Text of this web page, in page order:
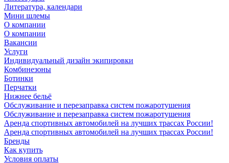
Литература, календари
Мини шлемы
О компании
О компании
Вакансии
Услуги
Индивидуальный дизайн экипировки
Комбинезоны
Ботинки
Перчатки
Нижнее бельё
Обслуживание и перезаправка систем пожаротушения
Обслуживание и перезаправка систем пожаротушения
Аренда спортивных автомобилей на лучших трассах России!
Аренда спортивных автомобилей на лучших трассах России!
Бренды
Как купить
Условия оплаты